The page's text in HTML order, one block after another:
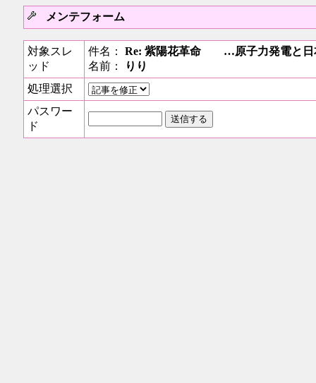
メンテフォーム
対象スレ
ッド
件名： Re: 紫陽花革命 …原子力発電と日
名前：
りり
処理選択
パスワー
ド